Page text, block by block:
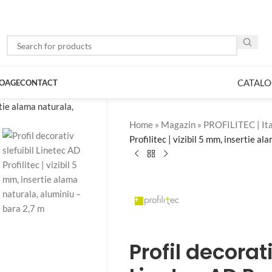
CONTACT
Home » Magazin » PROFILITEC |
Profilitec | vizibil 5 mm, insertie
Profil